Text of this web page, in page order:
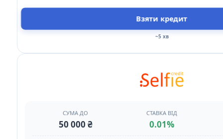
Взяти кредит
~5 хв
СУМА ДО
50 000 ₴
СТАВКА ВІД
0.01%